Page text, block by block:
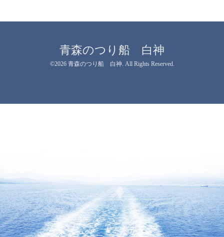
青森のつり船 白神
©2026 青森のつり船 白神. All Rights Reserved.